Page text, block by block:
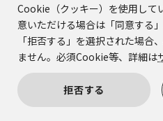
Cookie（クッキー）を使用して
意いただける場合は「同意する
「拒否する」を選択された場
ません。必須Cookie等、詳細は
拒否する
入札・契約情報
採用情報
メールマガジン